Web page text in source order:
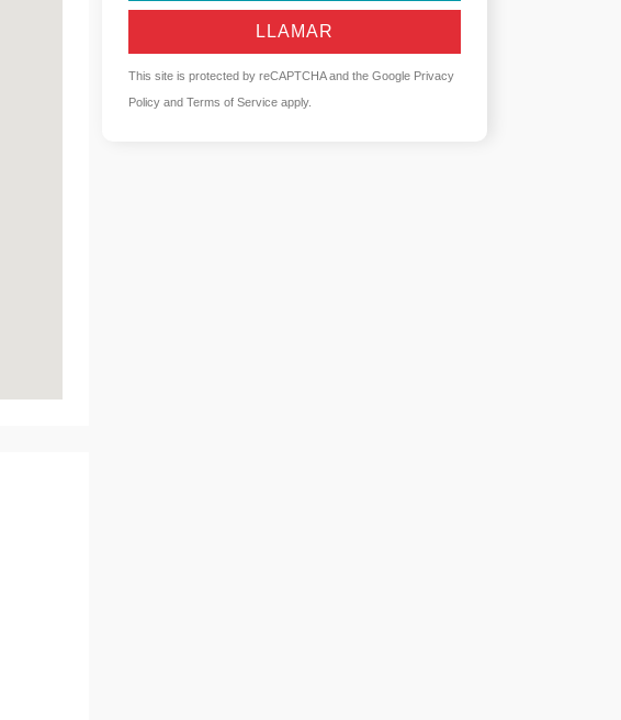
LLAMAR
This site is protected by reCAPTCHA and the Google Privacy
Policy andTerms of Service apply.